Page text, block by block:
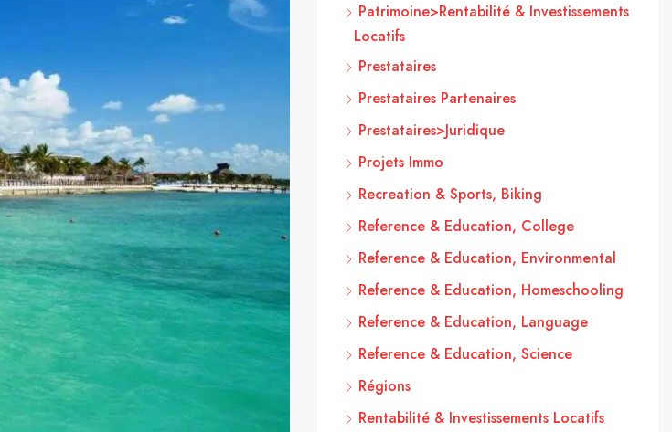
Patrimoine>Rentabilité & Investissements
Locatifs
Prestataires
Prestataires Partenaires
Prestataires>Juridique
Projets Immo
Recreation & Sports, Biking
Reference & Education, College
Reference & Education, Environmental
Reference & Education, Homeschooling
Reference & Education, Language
Reference & Education, Science
Régions
Rentabilité & Investissements Locatifs